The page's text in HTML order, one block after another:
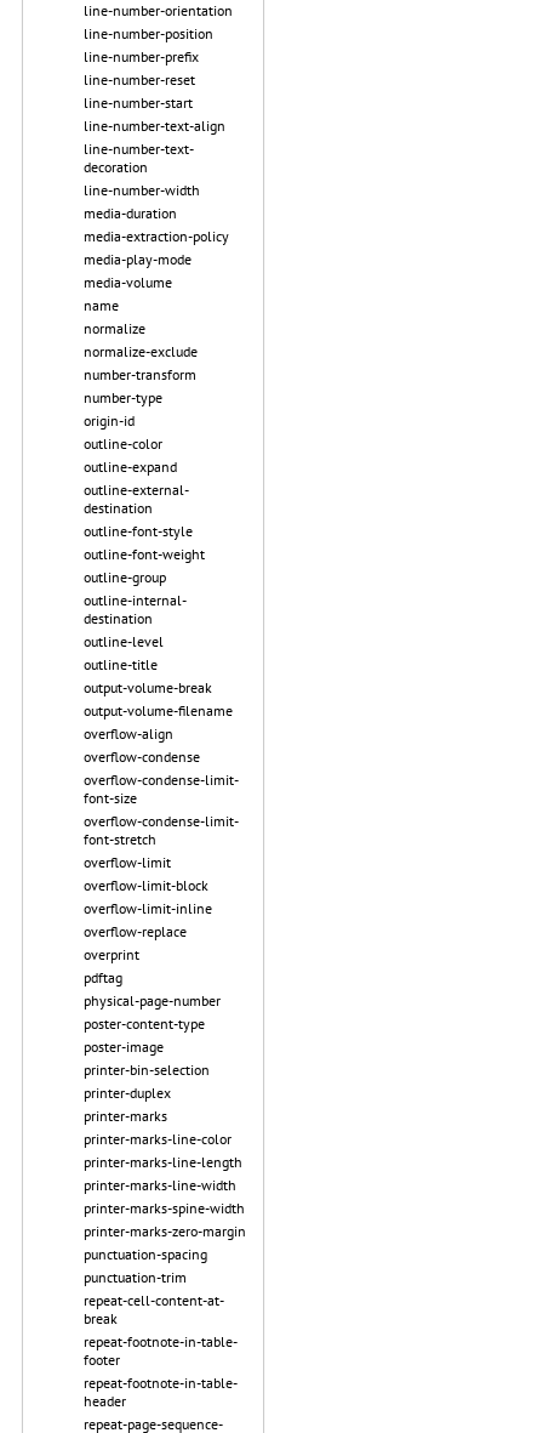
line-number-orientation
line-number-position
line-number-prefix
line-number-reset
line-number-start
line-number-text-align
line-number-text-
decoration
line-number-width
media-duration
media-extraction-policy
media-play-mode
media-volume
name
normalize
normalize-exclude
number-transform
number-type
origin-id
outline-color
outline-expand
outline-external-
destination
outline-font-style
outline-font-weight
outline-group
outline-internal-
destination
outline-level
outline-title
output-volume-break
output-volume-filename
overflow-align
overflow-condense
overflow-condense-limit-
font-size
overflow-condense-limit-
font-stretch
overflow-limit
overflow-limit-block
overflow-limit-inline
overflow-replace
overprint
pdftag
physical-page-number
poster-content-type
poster-image
printer-bin-selection
printer-duplex
printer-marks
printer-marks-line-color
printer-marks-line-length
printer-marks-line-width
printer-marks-spine-width
printer-marks-zero-margin
punctuation-spacing
punctuation-trim
repeat-cell-content-at-
break
repeat-footnote-in-table-
footer
repeat-footnote-in-table-
header
repeat-page-sequence-